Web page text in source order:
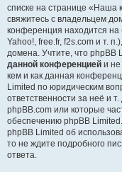
списке на странице «Наша
свяжитесь с владельцем
конференция находится
Yahoo!, free.fr, f2s.com и т.
домена. Учтите, что phpBB
данной конференцией и не
кем и как данная
Limited по юридическим
ответственности за неё и
phpBB.com или которые
обеспечению phpBB
phpBB Limited об
то не ждите подробного
ответа.